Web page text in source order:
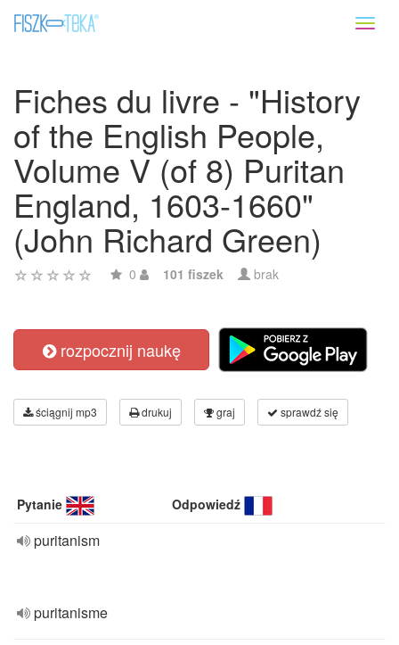
Fiches du livre - "History
of the English People,
Volume V (of 8) Puritan
England, 1603-1660"
(John Richard Green)
0 101 fiszek brak
rozpocznij naukę
ściągnij mp3 drukuj graj sprawdź się
Pytanie Odpowiedź
puritanism
puritanisme